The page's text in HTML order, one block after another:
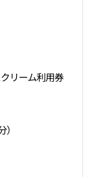
リーム利用券